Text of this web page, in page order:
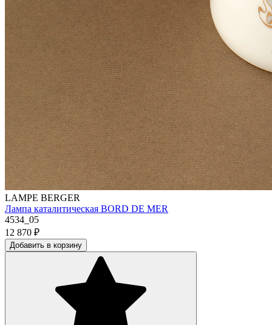
LAMPE BERGER
Лампа каталитическая BORD DE MER
4534_05
12 870 ₽
Добавить в корзину